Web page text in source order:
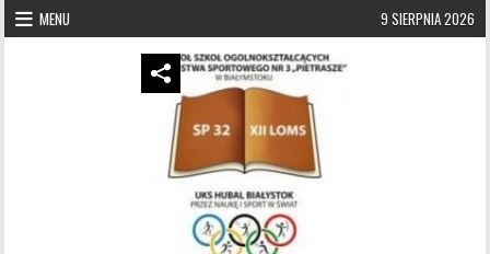
Skip to content
MENU 9 SIERPNIA 2026